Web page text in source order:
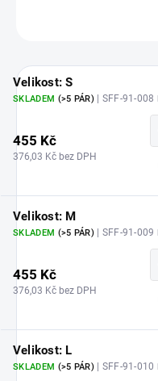
Velikost: S
SKLADEM (>5 PÁR) | SFF-91-008
455 Kč
376,03 Kč bez DPH
Velikost: M
SKLADEM (>5 PÁR) | SFF-91-009
455 Kč
376,03 Kč bez DPH
Velikost: L
SKLADEM (>5 PÁR) | SFF-91-010